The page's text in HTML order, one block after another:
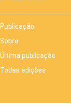
Publicação
Sobre
Última publicação
Todas edições